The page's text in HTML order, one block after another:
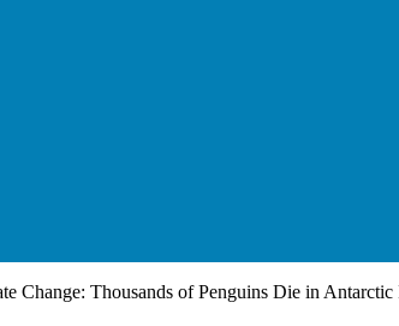
Change: Thousands of Penguins Die in Antarctic